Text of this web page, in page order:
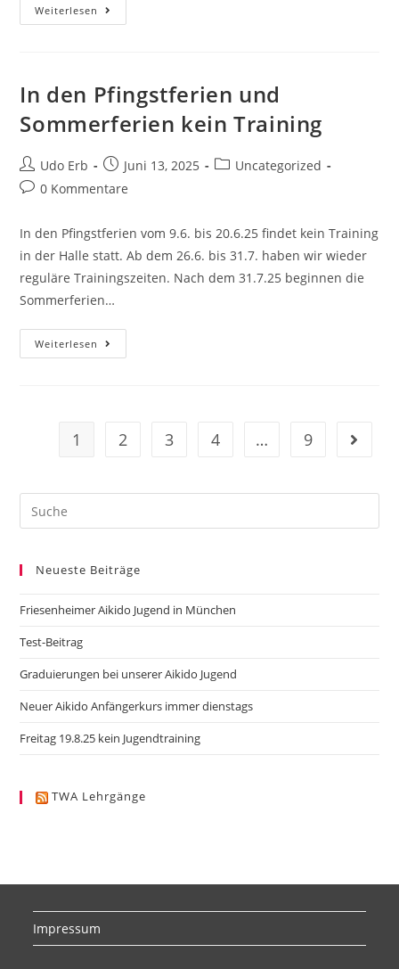
Weiterlesen Sommerferien
31.7.
In den Pfingstferien und
Sommerferien kein Training
Beitrags-
Autor:
Udo Erb
Beitrag
veröffentlicht:
Juni 13, 2025
Beitrags-
Uncategorized
Beitrags-
0 Kommentare
In den Pfingstferien vom 9.6. bis 20.6.25 findet kein Training
in der Halle statt. Ab dem 26.6. bis 31.7. haben wir wieder
reguläre Trainingszeiten. Nach dem 31.7.25 beginnen die
Sommerferien…
Weiterlesen In
Den
1 2 3 4 … 9 Gehe
Search
this
Neueste Beiträge
Friesenheimer Aikido Jugend in München
Test-Beitrag
Graduierungen bei unserer Aikido Jugend
Neuer Aikido Anfängerkurs immer dienstags
Freitag 19.8.25 kein Jugendtraining
TWA Lehrgänge
Impressum